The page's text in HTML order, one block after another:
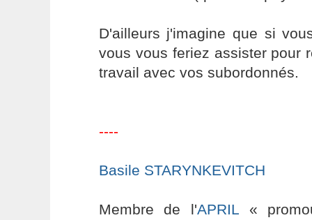
D'ailleurs j'imagine que si
vous vous feriez assister pour
travail avec vos subordonnés.
----
Basile STARYNKEVITCH
Membre de l'APRIL «